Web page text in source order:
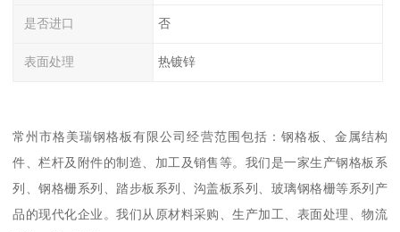
是否进口 否
表面处理 热镀锌
常州市格美瑞钢格板有限公司经营范围包括：钢格板、金属结构
件、栏杆及附件的制造、加工及销售等。我们是一家生产钢格板系
列、钢格栅系列、踏步板系列、沟盖板系列、玻璃钢格栅等系列产
品的现代化企业。我们从原材料采购、生产加工、表面处理、物流